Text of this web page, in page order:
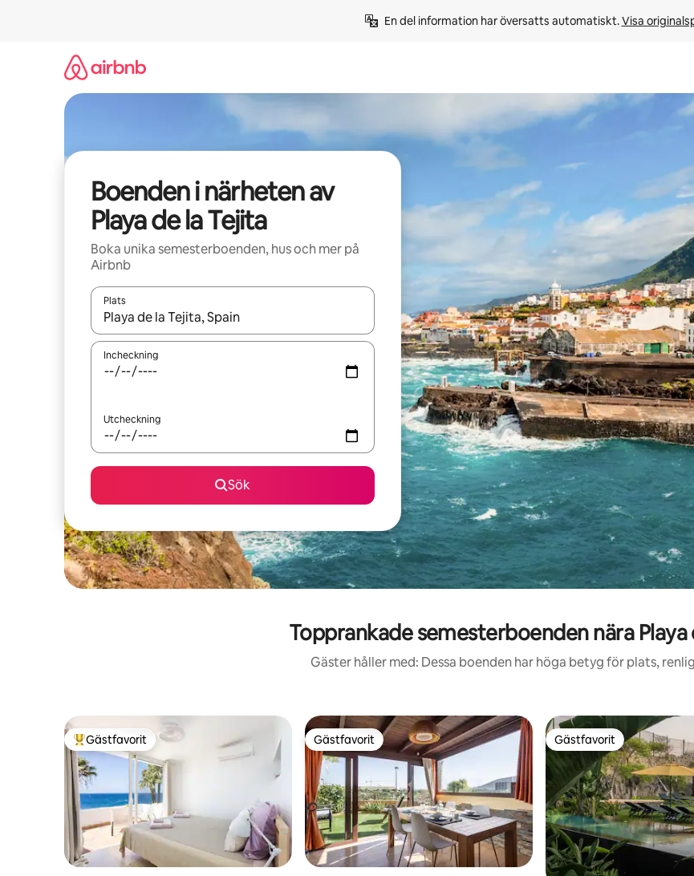
En del information har översatts automatiskt. Visa
Boenden i närheten av
Playa de la Tejita
Boka unika semesterboenden, hus och mer på
Airbnb
Plats
När resultaten är tillgängliga kan du navigera med upp- och nedåtpilarna eller utforska genom att trycka eller
Incheckning
Utcheckning
Sök
Topprankade semesterboenden nära Playa
Gäster håller med: Dessa boenden har höga betyg för plats,
Populär gästfavorit
Gästfavorit Gästfavorit
Gästfavorit Gästfavorit
Gästfavorit